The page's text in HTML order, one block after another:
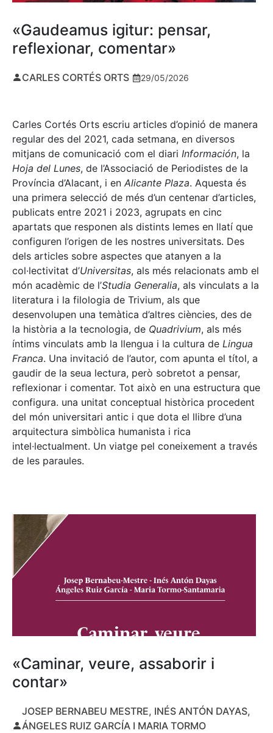
«Gaudeamus igitur: pensar,
reflexionar, comentar»
CARLES CORTÉS ORTS 29/05/2026
Carles Cortés Orts escriu articles d’opinió de manera
regular des del 2021, cada setmana, en diversos
mitjans de comunicació com el diari Información, la
Hoja del Lunes, de l’Associació de Periodistes de la
Província d’Alacant, i en Alicante Plaza. Aquesta és
una primera selecció de més d’un centenar d’articles,
publicats entre 2021 i 2023, agrupats en cinc
apartats que responen als distints lemes en llatí que
configuren l’origen de les nostres universitats. Des
dels articles sobre aspectes que atanyen a la
col·lectivitat d’Universitas, als més relacionats amb el
món acadèmic de l’Studia Generalia, als vinculats a la
literatura i la filologia de Trivium, als que
desenvolupen una temàtica d’altres ciències, des de
la història a la tecnologia, de Quadrivium, als més
íntims vinculats amb la llengua i la cultura de Lingua
Franca. Una invitació de l’autor, com apunta el títol, a
gaudir de la seua lectura, però sobretot a pensar,
reflexionar i comentar. Tot això en una estructura que
configura. una unitat conceptual històrica procedent
del món universitari antic i que dota el llibre d’una
arquitectura simbòlica humanista i rica
intel·lectualment. Un viatge pel coneixement a través
de les paraules.
«Caminar, veure, assaborir i
contar»
JOSEP BERNABEU MESTRE, INÉS ANTÓN DAYAS,
ÁNGELES RUIZ GARCÍA I MARIA TORMO